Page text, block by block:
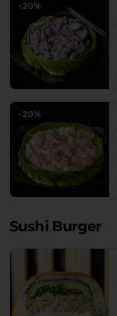
-20%
-20%
Sushi Burger